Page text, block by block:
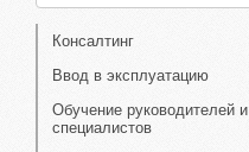
Консалтинг
Ввод в эксплуатацию
Обучение руководителей и
специалистов